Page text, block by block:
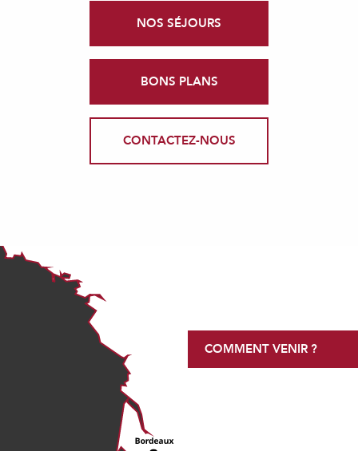
NOS SÉJOURS
BONS PLANS
CONTACTEZ-NOUS
COMMENT VENIR ?